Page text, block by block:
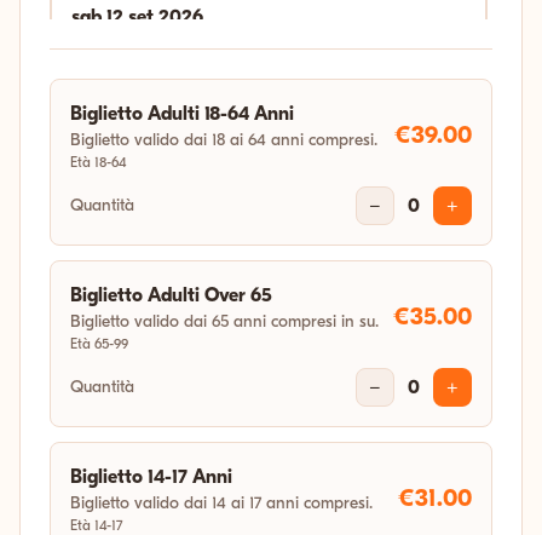
sab 12 set 2026
14:30
sab 19 set 2026
14:30
sab 26 set 2026
Biglietto Adulti 18-64 Anni
Biglietto valido dai 18 ai 64 anni compresi.
Età 18-64
€39.00
Quantità − 0 +
Biglietto Adulti Over 65
Biglietto valido dai 65 anni compresi in su.
Età 65-99
€35.00
Quantità − 0 +
Biglietto 14-17 Anni
Biglietto valido dai 14 ai 17 anni compresi.
Età 14-17
€31.00